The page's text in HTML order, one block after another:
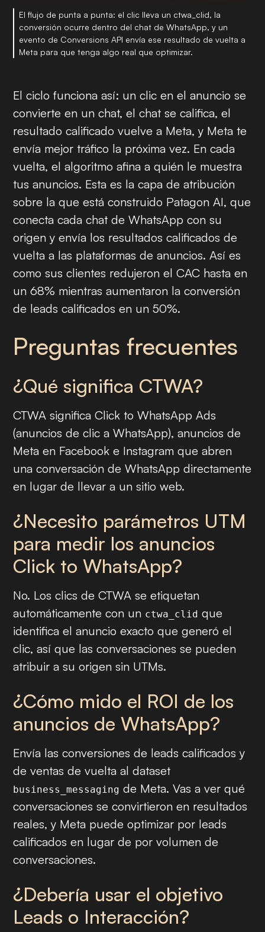
El flujo de punta a punta: el clic lleva un ctwa_clid, la
conversión ocurre dentro del chat de WhatsApp, y un
evento de Conversions API envía ese resultado de vuelta a
Meta para que tenga algo real que optimizar.
El ciclo funciona así: un clic en el anuncio se
convierte en un chat, el chat se califica, el
resultado calificado vuelve a Meta, y Meta te
envía mejor tráfico la próxima vez. En cada
vuelta, el algoritmo afina a quién le muestra
tus anuncios. Esta es la capa de atribución
sobre la que está construido Patagon AI, que
conecta cada chat de WhatsApp con su
origen y envía los resultados calificados de
vuelta a las plataformas de anuncios. Así es
como sus clientes redujeron el CAC hasta en
un 68% mientras aumentaron la conversión
de leads calificados en un 50%.
Preguntas frecuentes
¿Qué significa CTWA?
CTWA significa Click to WhatsApp Ads
(anuncios de clic a WhatsApp), anuncios de
Meta en Facebook e Instagram que abren
una conversación de WhatsApp directamente
en lugar de llevar a un sitio web.
¿Necesito parámetros UTM
para medir los anuncios
Click to WhatsApp?
No. Los clics de CTWA se etiquetan
automáticamente con un ctwa_clid que
identifica el anuncio exacto que generó el
clic, así que las conversaciones se pueden
atribuir a su origen sin UTMs.
¿Cómo mido el ROI de los
anuncios de WhatsApp?
Envía las conversiones de leads calificados y
de ventas de vuelta al dataset
business_messaging de Meta. Vas a ver qué
conversaciones se convirtieron en resultados
reales, y Meta puede optimizar por leads
calificados en lugar de por volumen de
conversaciones.
¿Debería usar el objetivo
Leads o Interacción?